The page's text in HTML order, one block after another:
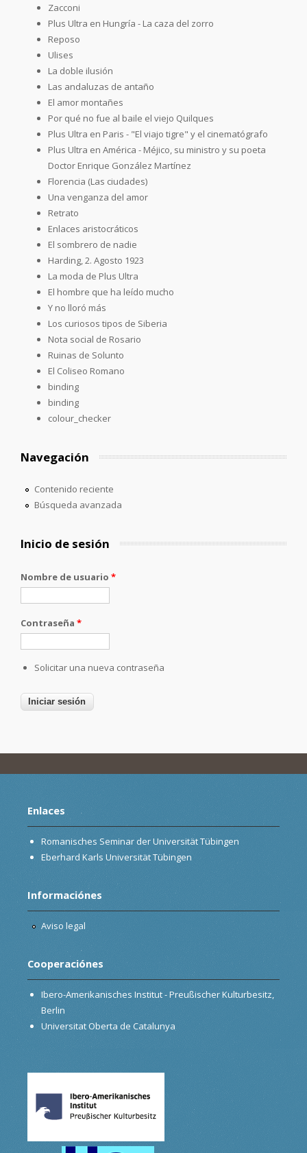
Zacconi
Plus Ultra en Hungría - La caza del zorro
Reposo
Ulises
La doble ilusión
Las andaluzas de antaño
El amor montañes
Por qué no fue al baile el viejo Quilques
Plus Ultra en Paris - "El viajo tigre" y el cinematógrafo
Plus Ultra en América - Méjico, su ministro y su poeta
Doctor Enrique González Martínez
Florencia (Las ciudades)
Una venganza del amor
Retrato
Enlaces aristocráticos
El sombrero de nadie
Harding, 2. Agosto 1923
La moda de Plus Ultra
El hombre que ha leído mucho
Y no lloró más
Los curiosos tipos de Siberia
Nota social de Rosario
Ruinas de Solunto
El Coliseo Romano
binding
binding
colour_checker
Navegación
Contenido reciente
Búsqueda avanzada
Inicio de sesión
Nombre de usuario *
Contraseña *
Solicitar una nueva contraseña
Enlaces
Romanisches Seminar der Universität Tübingen
Eberhard Karls Universität Tübingen
Informaciónes
Aviso legal
Cooperaciónes
Ibero-Amerikanisches Institut - Preußischer Kulturbesitz,
Berlin
Universitat Oberta de Catalunya